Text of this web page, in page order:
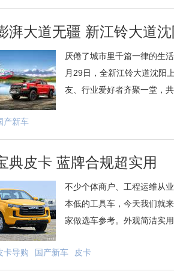
湃大道无疆 新江铃大道
厌倦了城市里千篇一律的生
月29日，全新江铃大道沈阳
友、行业爱好者齐聚一堂，
产新车
典皮卡 蓝牌合规超实用
不少个体商户、工程运维从
本低的工具车，今天我们就
家做选车参考。外观简洁实
卡导购 国产新车 皮卡